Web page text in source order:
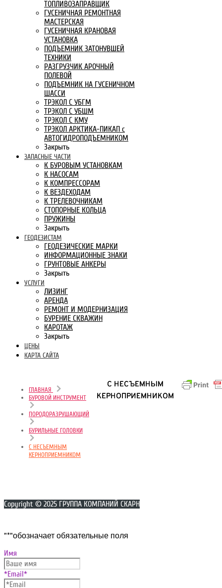
ТОПЛИВОЗАПРАВЩИК
ГУСЕНИЧНАЯ РЕМОНТНАЯ
МАСТЕРСКАЯ
ГУСЕНИЧНАЯ КРАНОВАЯ
УСТАНОВКА
ПОДЪЕМНИК ЗАТОНУВШЕЙ
ТЕХНИКИ
РАЗГРУЗЧИК АРОЧНЫЙ
ПОЛЕВОЙ
ПОДЪЕМНИК НА ГУСЕНИЧНОМ
ШАССИ
ТРЭКОЛ С УБГМ
ТРЭКОЛ С УБШМ
ТРЭКОЛ С КМУ
ТРЭКОЛ АРКТИКА-ПИКАП с
АВТОГИДРОПОДЪЕМНИКОМ
Закрыть
ЗАПАСНЫЕ ЧАСТИ
К БУРОВЫМ УСТАНОВКАМ
К НАСОСАМ
К КОМПРЕССОРАМ
К ВЕЗДЕХОДАМ
К ТРЕЛЕВОЧНИКАМ
СТОПОРНЫЕ КОЛЬЦА
ПРУЖИНЫ
Закрыть
ГЕОДЕЗИСТАМ
ГЕОДЕЗИЧЕСКИЕ МАРКИ
ИНФОРМАЦИОННЫЕ ЗНАКИ
ГРУНТОВЫЕ АНКЕРЫ
Закрыть
УСЛУГИ
ЛИЗИНГ
АРЕНДА
РЕМОНТ И МОДЕРНИЗАЦИЯ
БУРЕНИЕ СКВАЖИН
КАРОТАЖ
Закрыть
ЦЕНЫ
КАРТА САЙТА
ГЛАВНАЯ
БУРОВОЙ ИНСТРУМЕНТ
ПОРОДОРАЗРУШАЮЩИЙ
БУРИЛЬНЫЕ ГОЛОВКИ
С НЕСЪЕМНЫМ
КЕРНОПРИЕМНИКОМ
С НЕСЪЕМНЫМ
КЕРНОПРИЕМНИКОМ
Copyright © 2025 ГРУППА КОМПАНИЙ СКАРН
вверх
"*"обозначает обязательные поля
Имя
*Email*